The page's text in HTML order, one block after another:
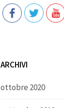
ARCHIVI
ottobre 2020